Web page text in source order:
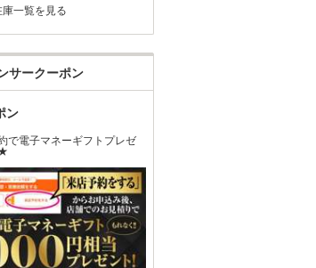
庫一覧を見る
サークーポン
ン
電子マネーギフトプレゼ